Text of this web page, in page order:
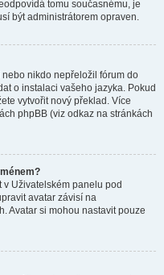
tomu současnému, je
být administrátorem opraven.
nikdo nepřeložil fórum do
o instalaci vašeho jazyka. Pokud
vytvořit nový překlad. Více
phpBB (viz odkaz na stránkách
v Uživatelském panelu pod
avatar závisí na
Avatar si mohou nastavit pouze